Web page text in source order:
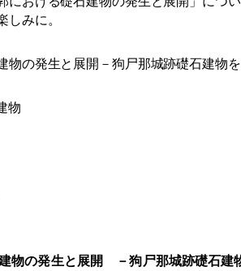
しみに。
物の発生と展開－狗尸那城跡礎石建物
物
物の発生と展開 －狗尸那城跡礎石建